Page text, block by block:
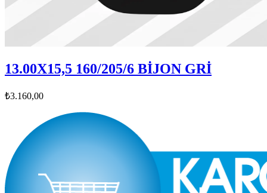
13.00X15,5 160/205/6 BİJON GRİ
₺3.160,00